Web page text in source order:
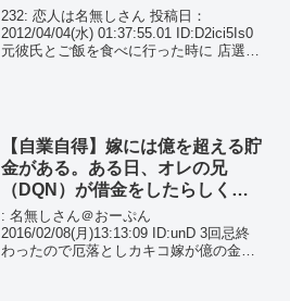
察に通報する！』と伝えると…
232: 恋人は名無しさん 投稿日：
2012/04/04(水) 01:37:55.01 ID:D2ici5Is0
元彼氏とご飯を食べに行った時に 店選び
【自業自得】嫁には億を超える貯
金がある。ある日、オレの兄
（DQN）が借金をしたらしく、
『金を貸して欲しい』と無心に来
たんだが…
: 名無しさん＠おーぷん
2016/02/08(月)13:13:09 ID:unD 3回忌終
わったので厄落としカキコ嫁が億の金持